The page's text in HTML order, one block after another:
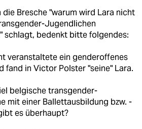
die Bresche "warum wird Lara nicht
Jugendlichen
schlagt, bedenkt bitte folgendes:
veranstaltete ein genderoffenes
fand in Victor Polster "seine" Lara.
belgische transgender-
mit einer Ballettausbildung bzw. -
es überhaupt?